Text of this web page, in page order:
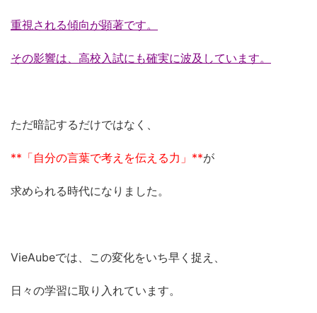
重視される傾向が顕著です。
その影響は、高校入試にも確実に波及しています。
ただ暗記するだけではなく、
**「自分の言葉で考えを伝える力」**が
求められる時代になりました。
VieAubeでは、この変化をいち早く捉え、
日々の学習に取り入れています。